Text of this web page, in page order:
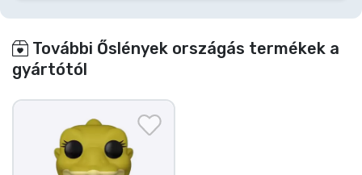
További Őslények országás termékek a
gyártótól